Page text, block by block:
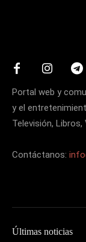
Portal web y
y el
Televisión,
Contáctanos:
Últimas noticias